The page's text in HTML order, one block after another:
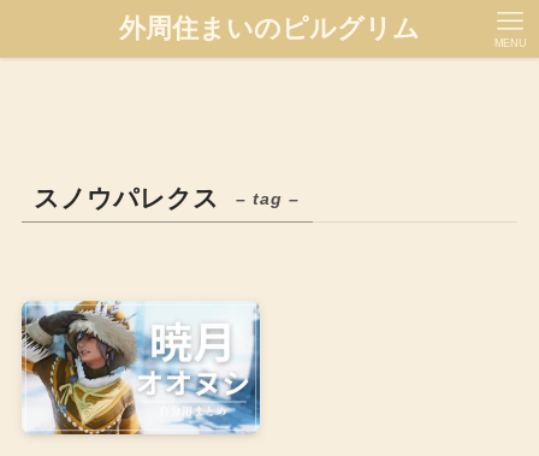
外周住まいのピルグリム MENU
スノウパレクス – tag –